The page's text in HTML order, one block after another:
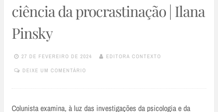
ciência da procrastinação | Ilana
Pinsky
27 DE FEVEREIRO DE 2024 EDITORA CONTEXTO
DEIXE UM COMENTÁRIO
Colunista examina, à luz das investigações da psicologia e da